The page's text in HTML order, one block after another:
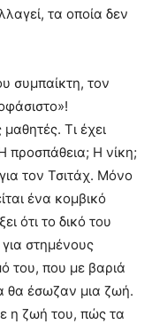
τα οποία δεν
συμπαίκτη, τον
Τι έχει
προσπάθεια; Η νίκη;
τον Τσιτάχ. Μόνο
ένα κομβικό
ότι το δικό του
για στημένους
του, που με βαριά
θα έσωζαν μια ζωή.
η ζωή του, πώς τα